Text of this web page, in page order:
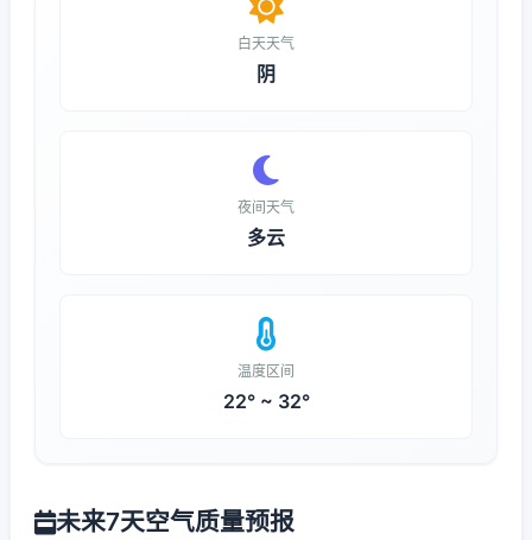
白天天气
阴
夜间天气
多云
温度区间
22° ~ 32°
未来7天空气质量预报